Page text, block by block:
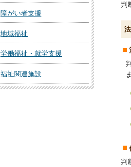
判
判
障がい者支援
地域福祉
労働福祉・就労支援
福祉関連施設